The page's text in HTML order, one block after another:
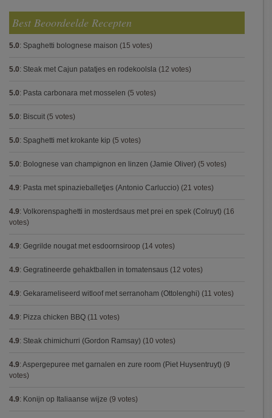
Best Beoordeelde Recepten
5.0: Spaghetti bolognese maison (15 votes)
5.0: Steak met Cajun patatjes en rodekoolsla (12 votes)
5.0: Pasta carbonara met mosselen (5 votes)
5.0: Biscuit (5 votes)
5.0: Spaghetti met krokante kip (5 votes)
5.0: Bolognese van champignon en linzen (Jamie Oliver) (5 votes)
4.9: Pasta met spinazieballetjes (Antonio Carluccio) (21 votes)
4.9: Volkorenspaghetti in mosterdsaus met prei en spek (Colruyt) (16
votes)
4.9: Gegrilde nougat met esdoornsiroop (14 votes)
4.9: Gegratineerde gehaktballen in tomatensaus (12 votes)
4.9: Gekarameliseerd witloof met serranoham (Ottolenghi) (11 votes)
4.9: Pizza chicken BBQ (11 votes)
4.9: Steak chimichurri (Gordon Ramsay) (10 votes)
4.9: Aspergepuree met garnalen en zure room (Piet Huysentruyt) (9
votes)
4.9: Konijn op Italiaanse wijze (9 votes)